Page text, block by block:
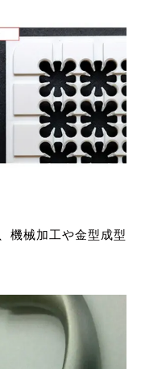
械加工や金型成型